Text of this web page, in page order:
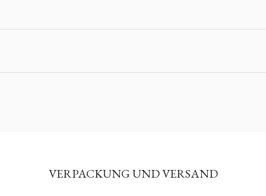
VERPACKUNG UND VERSAND